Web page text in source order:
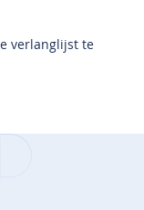
verlanglijst te